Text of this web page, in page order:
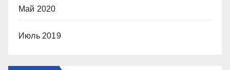
Май 2020
Июль 2019